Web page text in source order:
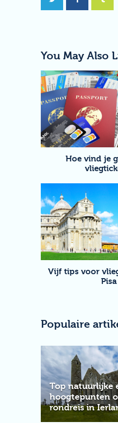
You May Also
Hoe vind je
Vijf tips voor
Pisa
Populaire
Top natuurlijke
hoogtepunten
rondreis in